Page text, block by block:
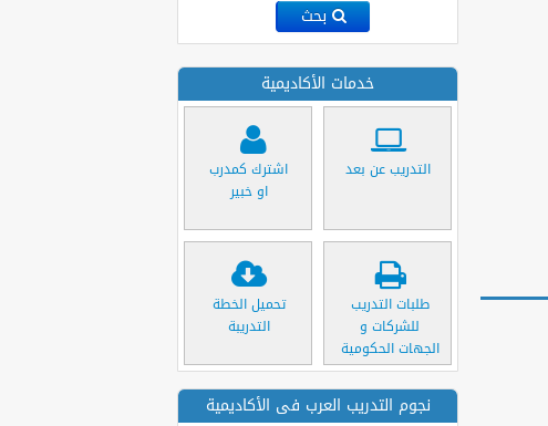
بحث
خدمات الأكاديمية
التدريب عن بعد
اشترك كمدرب
او خبير
طلبات التدريب
للشركات و
الجهات الحكومية
تحميل الخطة
التدريبة
نجوم التدريب العرب فى الأكاديمية